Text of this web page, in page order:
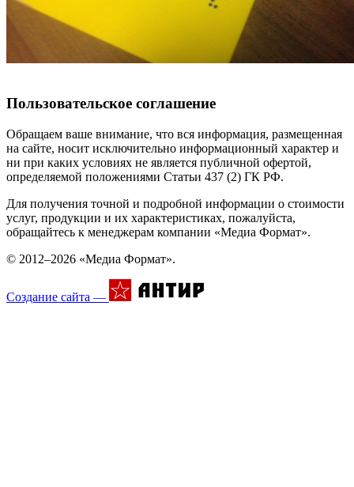
Пользовательское соглашение
Обращаем ваше внимание, что вся информация, размещенная
на сайте, носит исключительно информационный характер и
ни при каких условиях не является публичной офертой,
определяемой положениями Статьи 437 (2) ГК РФ.
Для получения точной и подробной информации о стоимости
услуг, продукции и их характеристиках, пожалуйста,
обращайтесь к менеджерам компании «Медиа Формат».
© 2012–2026 «Медиа Формат».
Создание сайта —